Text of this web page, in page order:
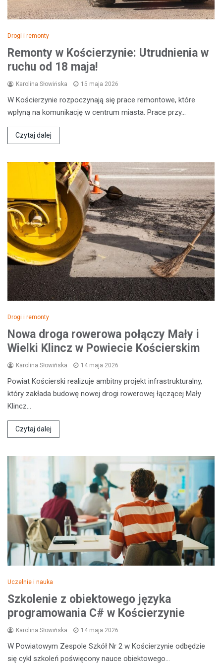
Drogi i remonty
Remonty w Kościerzynie: Utrudnienia w
ruchu od 18 maja!
Karolina Słowińska 15 maja 2026
W Kościerzynie rozpoczynają się prace remontowe, które
wpłyną na komunikację w centrum miasta. Prace przy…
Czytaj dalej
Drogi i remonty
Nowa droga rowerowa połączy Mały i
Wielki Klincz w Powiecie Kościerskim
Karolina Słowińska 14 maja 2026
Powiat Kościerski realizuje ambitny projekt infrastrukturalny,
który zakłada budowę nowej drogi rowerowej łączącej Mały
Klincz…
Czytaj dalej
Uczelnie i nauka
Szkolenie z obiektowego języka
programowania C# w Kościerzynie
Karolina Słowińska 14 maja 2026
W Powiatowym Zespole Szkół Nr 2 w Kościerzynie odbędzie
się cykl szkoleń poświęcony nauce obiektowego…